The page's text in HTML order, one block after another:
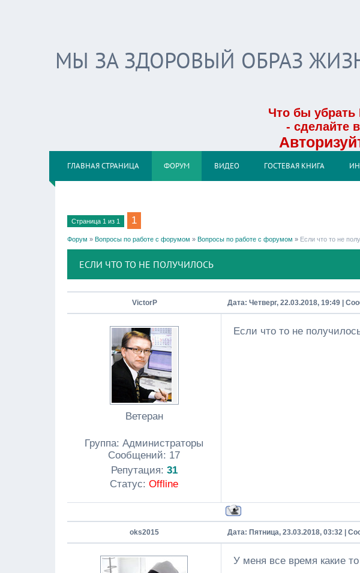
МЫ ЗА ЗДОРОВЫЙ ОБРАЗ
Что бы
- сделайте
ГЛАВНАЯ СТРАНИЦА ФОРУМ ВИДЕО ГОСТЕВАЯ КНИГА
Страница 1 из 1 1
Форум » Вопросы по работе с форумом » Вопросы по работе с форумом » Если что то не
ЕСЛИ ЧТО ТО НЕ ПОЛУЧИЛОСЬ
VictorP Дата: Четверг, 22.03.2018, 19:49 |
Ветеран
Группа: Администраторы
Сообщений: 17
Репутация: 31
Статус: Offline
Если что то не
oks2015 Дата: Пятница, 23.03.2018, 03:32 |
У меня все время какие